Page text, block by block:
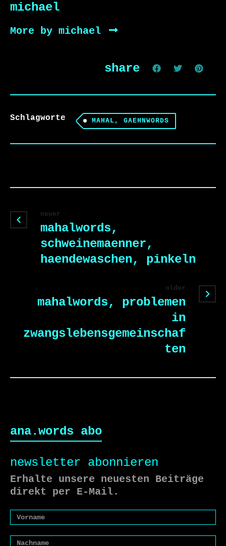
michael
More by michael
share
Schlagworte MAHAL, GAEHNWORDS
newer
mahalwords,
schweinemaenner,
haendewaschen, pinkeln
older
mahalwords, problemen
in
zwangslebensgemeinschaf
ten
ana.words abo
newsletter abonnieren
Erhalte unsere neuesten Beiträge
direkt per E-Mail.